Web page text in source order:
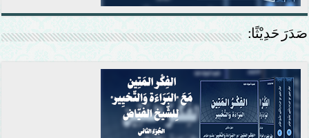
صَدَرَ حَدِيْثًا: